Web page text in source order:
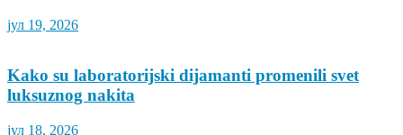
јул 19, 2026
Kako su laboratorijski dijamanti promenili svet
luksuznog nakita
јул 18, 2026